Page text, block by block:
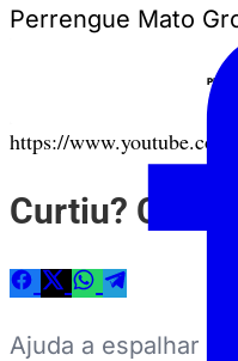
Perrengue Mato
https://
Curtiu?
Ajuda a espalhar a